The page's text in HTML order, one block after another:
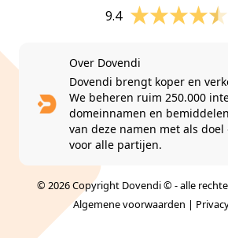
9.4
Over Dovendi
Dovendi brengt koper en
We beheren ruim 250.000
domeinnamen en
van deze namen met als doel
voor alle partijen.
© 2026 Copyright Dovendi © - alle
Algemene voorwaarden |